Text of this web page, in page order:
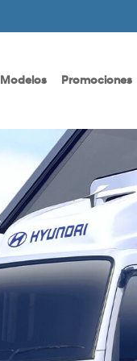
Modelos Promociones